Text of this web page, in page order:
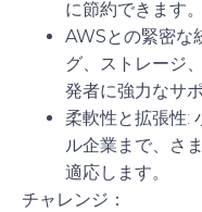
に節約できます。
AWSとの緊密な
グ、ストレージ
発者に強力なサ
柔軟性と拡張性:
ル企業まで、さ
適応します。
チャレンジ：